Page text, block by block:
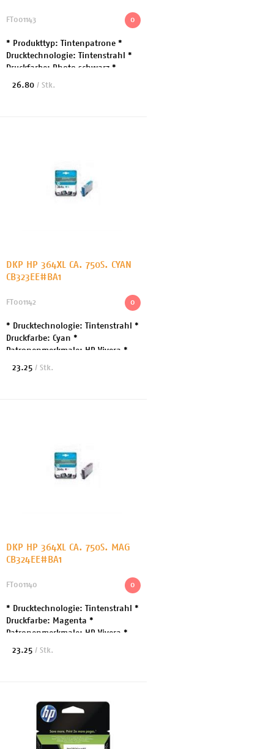
0
FT001143
* Produkttyp: Tintenpatrone *
Drucktechnologie: Tintenstrahl *
Druckfarbe: Photo schwarz *
Patronenleistung: Hohe
26.80 / Stk.
DKP HP 364XL CA. 750S. CYAN
CB323EE#BA1
0
FT001142
* Drucktechnologie: Tintenstrahl *
Druckfarbe: Cyan *
Patronenmerkmale: HP Vivera *
Kapazität: Bis zu 750 Seiten *
23.25 / Stk.
DKP HP 364XL CA. 750S. MAG
CB324EE#BA1
0
FT001140
* Drucktechnologie: Tintenstrahl *
Druckfarbe: Magenta *
Patronenmerkmale: HP Vivera *
Kapazität: Bis zu 750 Seiten *
23.25 / Stk.